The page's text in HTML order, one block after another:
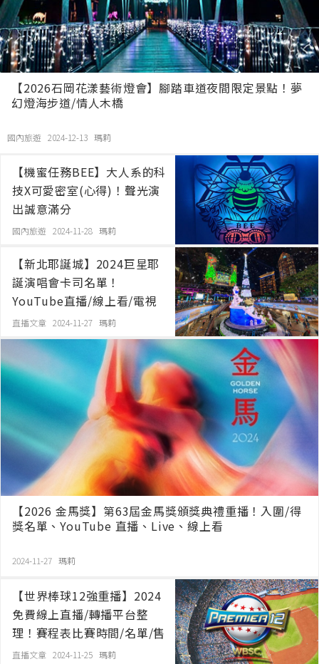
【2026石岡花漾藝術燈會】腳踏車道夜間限定景點！夢
幻燈海步道/情人木橋
國內旅遊 2024-12-13 瑪莉
【機蜜任務BEE】大人系的科
技X可愛密室(心得)！聲光演
出誠意滿分
國內旅遊 2024-11-28 瑪莉
【新北耶誕城】2024巨星耶
誕演唱會卡司名單！
YouTube直播/線上看/電視
LIVE轉播
直播文章 2024-11-27 瑪莉
【2026 金馬獎】第63屆金馬獎頒獎典禮重播！入圍/得
獎名單、YouTube 直播、Live、線上看
2024-11-27 瑪莉
【世界棒球12強重播】2024
免費線上直播/轉播平台整
理！賽程表比賽時間/名單/售
票
直播文章 2024-11-25 瑪莉